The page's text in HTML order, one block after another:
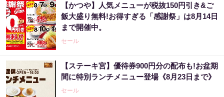
【かつや】人気メニューが税抜150円引き&ご
飯大盛り無料!お得すぎる「感謝祭」は8月14日
まで開催中。
セール
【ステーキ宮】優待券900円分の配布も!お盆期
間に特別ランチメニュー登場《8月23日まで》
セール